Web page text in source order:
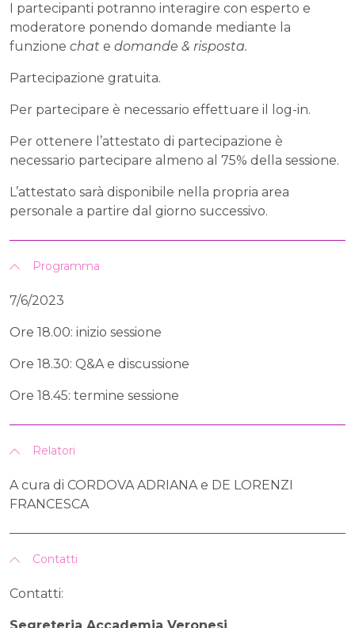
I partecipanti potranno interagire con esperto e
moderatore ponendo domande mediante la
funzione chat e domande & risposta.
Partecipazione gratuita.
Per partecipare è necessario effettuare il log-in.
Per ottenere l’attestato di partecipazione è
necessario partecipare almeno al 75% della sessione.
L’attestato sarà disponibile nella propria area
personale a partire dal giorno successivo.
Programma
7/6/2023
Ore 18.00: inizio sessione
Ore 18.30: Q&A e discussione
Ore 18.45: termine sessione
Relatori
A cura di CORDOVA ADRIANA e DE LORENZI
FRANCESCA
Contatti
Contatti: